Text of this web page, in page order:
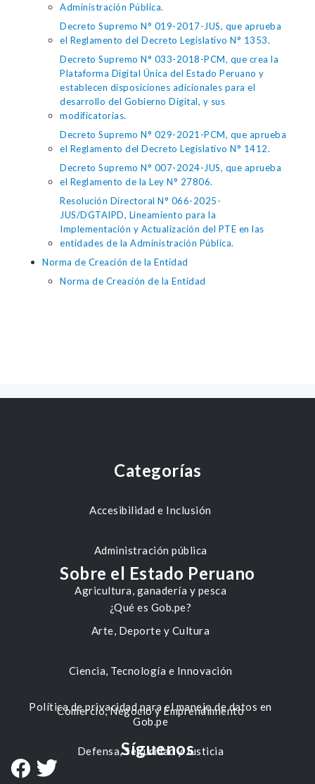
Administración Pública.
Decreto Supremo N° 019-2017-JUS, que aprueba
el Reglamento del Decreto Legislativo N° 1353.
Decreto Supremo N° 033-2018-PCM, que crea la
Plataforma Digital Única del Estado Peruano y
establecen disposiciones adicionales para el
desarrollo del Gobierno Digital, y sus
modificatorias.
Decreto Supremo N° 029-2021-PCM, que aprueba
el Reglamento del Decreto Legislativo N° 1412.
Decreto Supremo N° 007-2024-JUS, que aprueba
el Reglamento de la Ley N° 27806.
Resolución Directoral N° 066-2025-
JUS/DGTAIPD, Lineamiento para la
Implementación y Actualización del PTE en las
entidades de la Administración Pública.
Norma de Creación de la Entidad
Norma de Creación de la Entidad
Categorías
Accesibilidad e Inclusión
Administración pública
Agricultura, ganadería y pesca
Arte, Deporte y Cultura
Ciencia, Tecnología e Innovación
Comercio, Negocio y Emprendimiento
Defensa, Seguridad y Justicia
Sobre el Estado Peruano
¿Qué es Gob.pe?
Política de privacidad para el manejo de datos en
Gob.pe
Síguenos